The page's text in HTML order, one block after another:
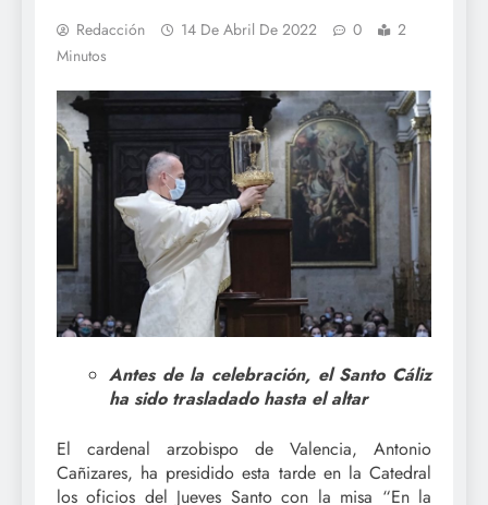
Redacción 14 De Abril De 2022 0
2
Minutos
Antes de la celebración, el Santo Cáliz
ha sido trasladado hasta el altar
El cardenal arzobispo de Valencia, Antonio
Cañizares, ha presidido esta tarde en la Catedral
los oficios del Jueves Santo con la misa “En la